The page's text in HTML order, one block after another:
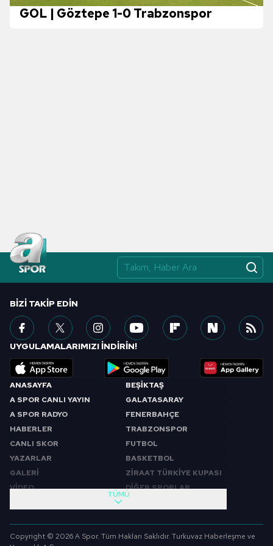
GOL | Göztepe 1-0 Trabzonspor
ANASAYFA
A SPOR CANLI YAYIN
A SPOR RADYO
HABERLER
CANLI SKOR
YAZARLAR
GALERİ
VİDEO
BEŞİKTAŞ
GALATASARAY
FENERBAHÇE
TRABZONSPOR
FUTBOL
BASKETBOL
ZİRAAT TÜRKİYE KUPASI
DİĞER SPORLAR
SABAH SPORU
FUTBOL
TÜMÜ
BIZI TAKIP EDIN
UYGULAMALARIMIZI İNDİRİN!
Copyright © 2026 A Spor. Tüm Hakları Saklıdır. Turkuvaz Haberleşme ve